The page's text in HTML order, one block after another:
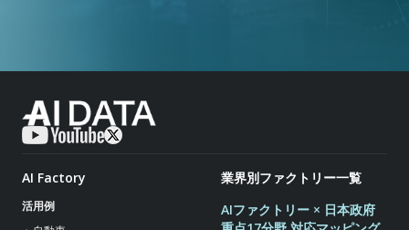
AI Factory
活用例
業界別ファクトリー一覧
AIファクトリー × 日本政府